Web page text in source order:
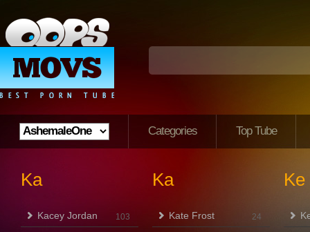
Categories Top Tube
Ka
Kacey Jordan 103
Ka
Kate Frost 24
Ke